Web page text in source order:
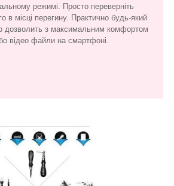
режимі. Просто переверніть
в місці перегину. Практично будь-який
дозволить з максимальним комфортом
відео файли на смартфоні.